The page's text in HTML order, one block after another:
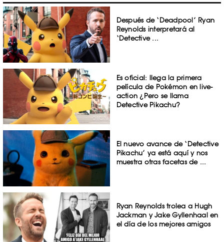
Después de ‘Deadpool’ Ryan
Reynolds interpretará al
‘Detective ...
Es oficial: llega la primera
película de Pokémon en live-
action ¿Pero se llama
Detective Pikachu?
El nuevo avance de ‘Detective
Pikachu’ ya está aquí y nos
muestra otras facetas de ...
Ryan Reynolds trolea a Hugh
Jackman y Jake Gyllenhaal en
el día de los mejores amigos